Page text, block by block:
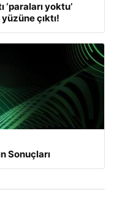
‘paraları yoktu’
çıktı!
Sonuçları